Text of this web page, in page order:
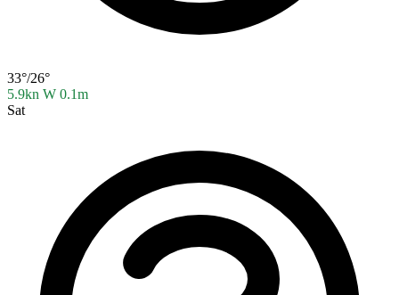
33°/26°
5.9kn W 0.1m
Sat